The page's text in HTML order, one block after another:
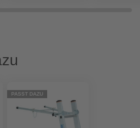
PASST DAZU